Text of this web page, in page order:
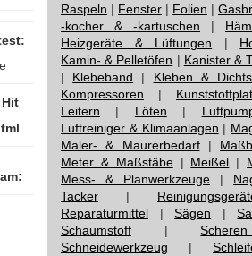
Raspeln | Fenster | Folien |
-kocher & -kartuschen |
Heizgeräte & Lüftungen |
Kamin- & Pelletöfen | Kanister &
| Klebeband | Kleben &
Kompressoren |
Leitern | Löten |
Luftreiniger & Klimaanlagen |
Maler- & Maurerbedarf|
Meter & Maßstäbe| Meißel |
Mess- & Planwerkzeuge |
Tacker |
Reparaturmittel |Sägen |
Schaumstoff |
Schneidewerkzeug |